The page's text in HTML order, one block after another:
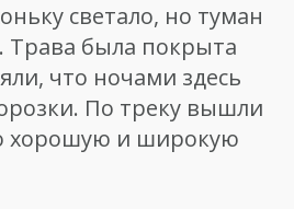
светало, но туман
Трава была покрыта
что ночами здесь
По треку вышли
хорошую и широкую